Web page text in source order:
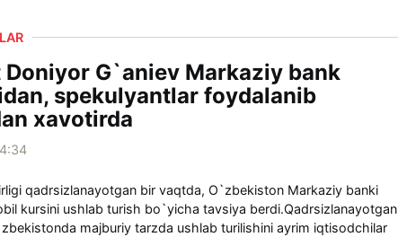
Doniyor G`aniev Markaziy bank
spekulyantlar foydalanib
xavotirda
qadrsizlanayotgan bir vaqtda, O`zbekiston Markaziy banki
kursini ushlab turish bo`yicha tavsiya berdi.Qadrsizlanayotgan
majburiy tarzda ushlab turilishini ayrim iqtisodchilar